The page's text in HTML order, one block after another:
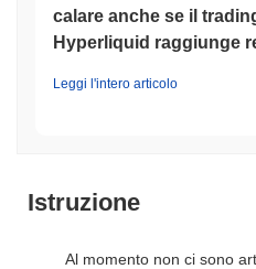
calare anche se il
Hyperliquid raggiunge
Leggi l'intero articolo
Istruzione
Al momento non ci sono